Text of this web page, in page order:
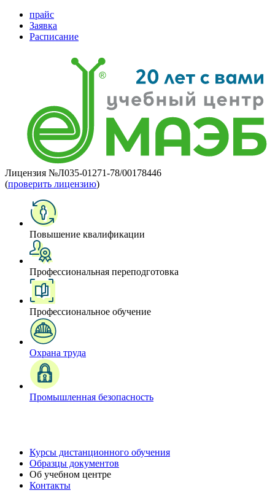
прайс
Заявка
Расписание
Лицензия №Л035-01271-78/00178446
(проверить лицензию)
Повышение квалификации
Профессиональная переподготовка
Профессиональное обучение
Охрана труда
Промышленная безопасность
Курсы дистанционного обучения
Образцы документов
Об учебном центре
Контакты